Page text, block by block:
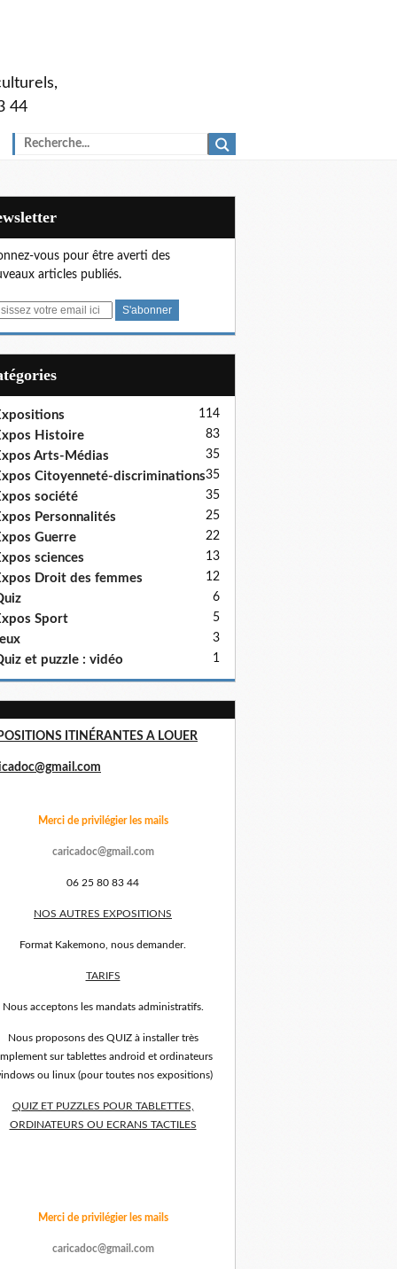
44
vous pour être averti des
articles publiés.
114
Histoire 83
Arts-Médias 35
Citoyenneté-discriminations35
société 35
Personnalités 25
Guerre 22
sciences 13
Droit des femmes 12
6
Sport 5
3
et puzzle : vidéo 1
ITINÉRANTES A LOUER
Merci de privilégier les mails
caricadoc@gmail.com
06 25 80 83 44
NOS AUTRES EXPOSITIONS
Format Kakemono, nous demander.
TARIFS
Nous acceptons les mandats administratifs.
Nous proposons des QUIZ à installer très
sur tablettes android et ordinateurs
ou linux (pour toutes nos expositions)
QUIZ ET PUZZLES POUR TABLETTES,
ORDINATEURS OU ECRANS TACTILES
Merci de privilégier les mails
caricadoc@gmail.com